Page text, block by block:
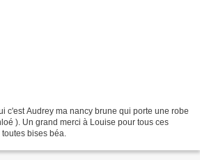
c'est Audrey ma nancy brune qui porte une robe
). Un grand merci à Louise pour tous ces
bises béa.